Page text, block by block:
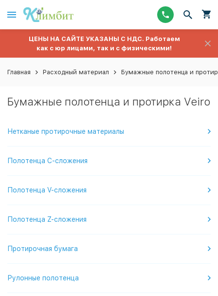
ЦЕНЫ НА САЙТЕ УКАЗАНЫ С НДС. Работаем
как с юр лицами, так и с физическими!
Главная Расходный материал Бумажные полотенца и
Бумажные полотенца и протирка Veiro
Нетканые протирочные материалы
Полотенца C-сложения
Полотенца V-сложения
Полотенца Z-сложения
Протирочная бумага
Рулонные полотенца